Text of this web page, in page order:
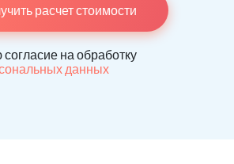
расчет стоимости
на обработку
данных